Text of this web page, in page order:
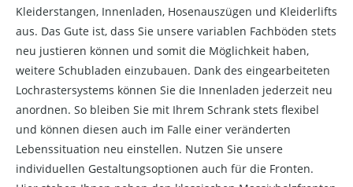
Kleiderstangen, Innenladen, Hosenauszügen und Kleiderlifts
aus. Das Gute ist, dass Sie unsere variablen Fachböden stets
neu justieren können und somit die Möglichkeit haben,
weitere Schubladen einzubauen. Dank des eingearbeiteten
Lochrastersystems können Sie die Innenladen jederzeit neu
anordnen. So bleiben Sie mit Ihrem Schrank stets flexibel
und können diesen auch im Falle einer veränderten
Lebenssituation neu einstellen. Nutzen Sie unsere
individuellen Gestaltungsoptionen auch für die Fronten.